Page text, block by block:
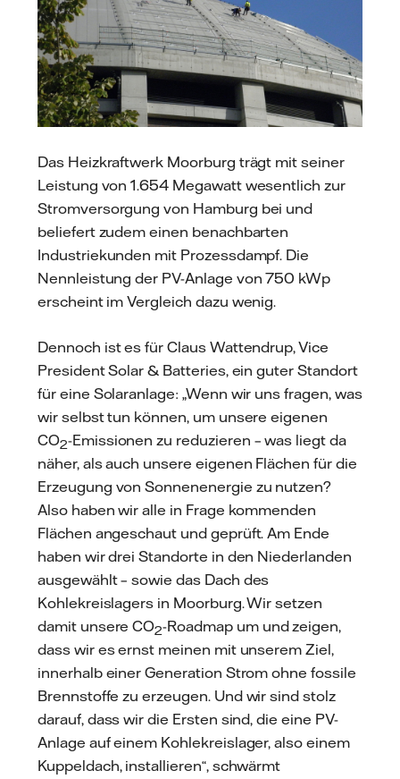
Das Heizkraftwerk Moorburg trägt mit seiner
Leistung von 1.654 Megawatt wesentlich zur
Stromversorgung von Hamburg bei und
beliefert zudem einen benachbarten
Industriekunden mit Prozessdampf. Die
Nennleistung der PV-Anlage von 750 kWp
erscheint im Vergleich dazu wenig.
Dennoch ist es für Claus Wattendrup, Vice
President Solar & Batteries, ein guter Standort
für eine Solaranlage: „Wenn wir uns fragen, was
wir selbst tun können, um unsere eigenen
CO2-Emissionen zu reduzieren – was liegt da
näher, als auch unsere eigenen Flächen für die
Erzeugung von Sonnenenergie zu nutzen?
Also haben wir alle in Frage kommenden
Flächen angeschaut und geprüft. Am Ende
haben wir drei Standorte in den Niederlanden
ausgewählt – sowie das Dach des
Kohlekreislagers in Moorburg. Wir setzen
damit unsere CO2-Roadmap um und zeigen,
dass wir es ernst meinen mit unserem Ziel,
innerhalb einer Generation Strom ohne fossile
Brennstoffe zu erzeugen. Und wir sind stolz
darauf, dass wir die Ersten sind, die eine PV-
Anlage auf einem Kohlekreislager, also einem
Kuppeldach, installieren“, schwärmt